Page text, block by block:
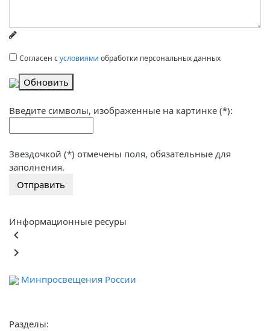
Согласен сусловиями обработки персональных данных
Обновить
Введите символы, изображенные на картинке (*):
Звездочкой (*) отмечены поля, обязательные для
заполнения.
Информационные ресуры
keyboard_arrow_left
keyboard_arrow_right
Минпросвещения России
Разделы: